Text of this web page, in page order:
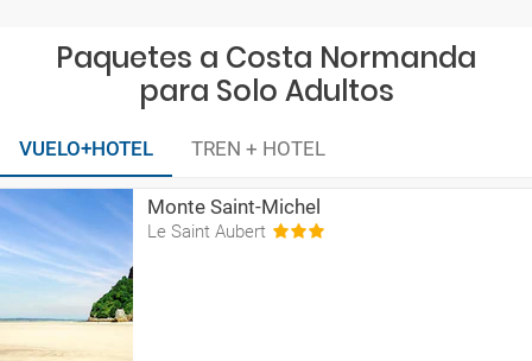
Paquetes a Costa Normanda
para Solo Adultos
VUELO+HOTEL TREN + HOTEL
Monte Saint-Michel
Le Saint Aubert